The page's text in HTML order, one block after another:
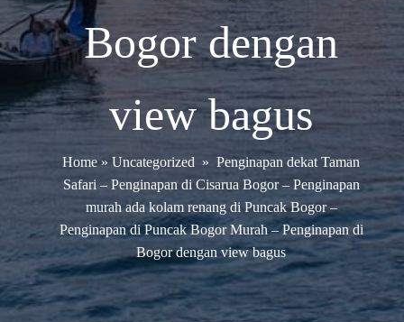
Bogor dengan
view bagus
Home» Uncategorized » Penginapan dekat Taman
Safari – Penginapan di Cisarua Bogor – Penginapan
murah ada kolam renang di Puncak Bogor –
Penginapan di Puncak Bogor Murah – Penginapan di
Bogor dengan view bagus